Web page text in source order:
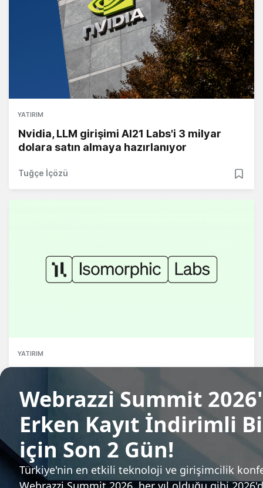
YATIRIM
Nvidia, LLM girişimi AI21 Labs'i 3 milyar
dolara satın almaya hazırlanıyor
Tuğçe İçözü
YATIRIM
Google DeepMind destekli Isomorphic
Labs, 2.1 milyar dolar yatırım aldı